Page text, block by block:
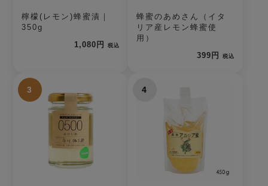
檸檬(レモン)蜂蜜漬｜
350g
1,080円
税込
蜂蜜のあめさん（イタ
リア産レモン蜂蜜使
用）
399円
税込
3 4